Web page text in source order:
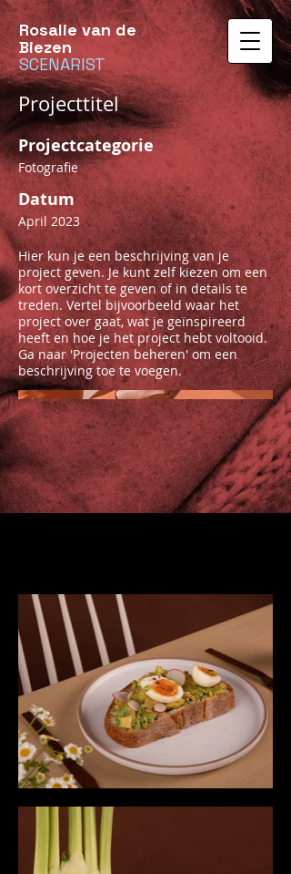
Rosalie van de
Biezen
SCENARIST
Projecttitel
Projectcategorie
Fotografie
Datum
April 2023
Hier kun je een beschrijving van je
project geven. Je kunt zelf kiezen om een
kort overzicht te geven of in details te
treden. Vertel bijvoorbeeld waar het
project over gaat, wat je geïnspireerd
heeft en hoe je het project hebt voltooid.
Ga naar 'Projecten beheren' om een
beschrijving toe te voegen.